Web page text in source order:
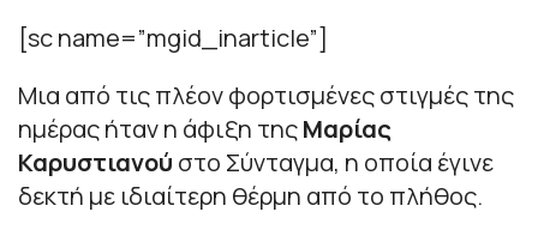
[sc name=”mgid_inarticle”]
Μια από τις πλέον φορτισμένες στιγμές της
ημέρας ήταν η άφιξη τηςΜαρίας
Καρυστιανού στο Σύνταγμα, η οποία έγινε
δεκτή με ιδιαίτερη θέρμη από το πλήθος.